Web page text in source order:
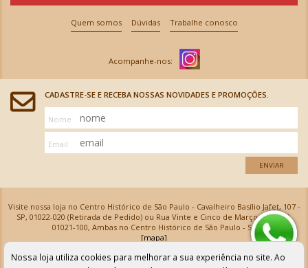
Quem somos Dúvidas Trabalhe conosco
CADASTRE-SE E RECEBA NOSSAS NOVIDADES E PROMOÇÕES.
Nome
Email
ENVIAR
Visite nossa loja no Centro Histórico de São Paulo - Cavalheiro Basílio Jafet, 107 -
SP, 01022-020 (Retirada de Pedido) ou Rua Vinte e Cinco de Março, 576 - SP,
01021-100, Ambas no Centro Histórico de São Paulo - SP
[mapa]
Armarinhos Santa Cecília Ltda | CNPJ: 61.069.639/0001-18
Os preços e as condições de pagamento apresentadas na loja virtual não valem para nossa loja física e
Nossa loja utiliza cookies para melhorar a sua experiência no site. Ao